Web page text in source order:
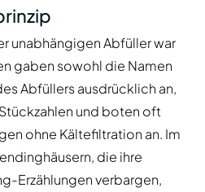
unabhängigen Abfüller war
gaben sowohl die Namen
Abfüllers ausdrücklich an,
und boten oft
ohne Kältefiltration an. Im
die ihre
Erzählungen verbargen,